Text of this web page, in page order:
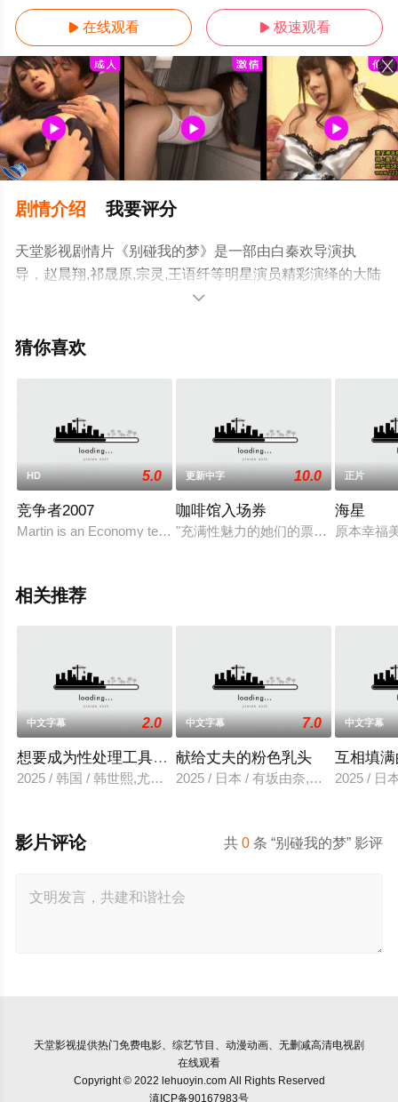
 在线观看  极速观看
剧情介绍 我要评分
天堂影视剧情片《别碰我的梦》是一部由白秦欢导演执
导，赵晨翔,祁晟原,宗灵,王语纤等明星演员精彩演绎的大陆
电影，手机免费观看高清未删减完整版电影大全就上天堂
网等平台了解。

猜你喜欢
HD 5.0
竞争者2007
Martin is an Economy teacher, one day, he win the biggest prize
更新中字 10.0
咖啡馆入场券
"充满性魅力的她们的票战!“在某个
正片
海星
原本幸福
相关推荐
中文字幕 2.0
想要成为性处理工具的妹妹
2025 / 韩国 / 韩世熙,尤里,智熙,尚宇,尚斗,民秀
中文字幕 7.0
献给丈夫的粉色乳头
2025 / 日本 / 有坂由奈,高宫惠子,田
中文字幕
互相填
2025 / 日
共0 条 “别碰我的梦” 影评
影片评论
天堂影视提供热门免费电影、综艺节目、动漫动画、无删减高清电视剧
在线观看
Copyright © 2022 lehuoyin.com All Rights Reserved
滇ICP备90167983号